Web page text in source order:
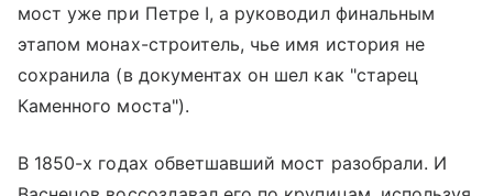
мост уже при Петре I, а руководил финальным
этапом монах-строитель, чье имя история не
сохранила (в документах он шел как "старец
Каменного моста").
В 1850-х годах обветшавший мост разобрали. И